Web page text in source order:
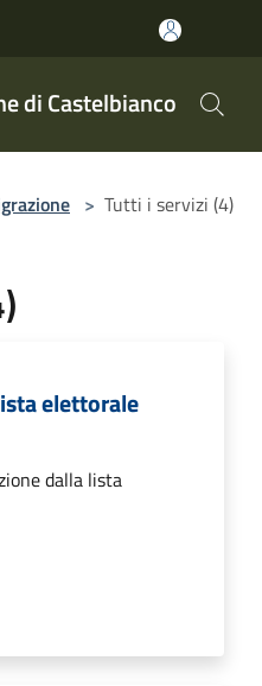
di Castelbianco
> Tutti i servizi (4)
elettorale
dalla lista